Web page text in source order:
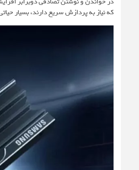
که نیاز به پردازش سریع دارند، بسیار